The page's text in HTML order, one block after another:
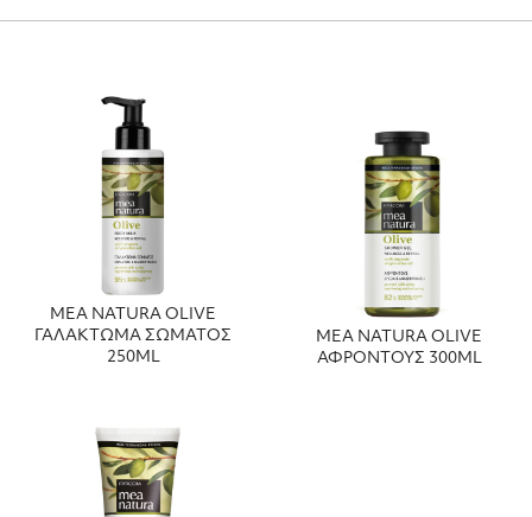
MEA NATURA OLIVE
ΓΑΛΑΚΤΩΜΑ ΣΩΜΑΤΟΣ
250ML
MEA NATURA OLIVE
ΑΦΡΟΝΤΟΥΣ 300ML